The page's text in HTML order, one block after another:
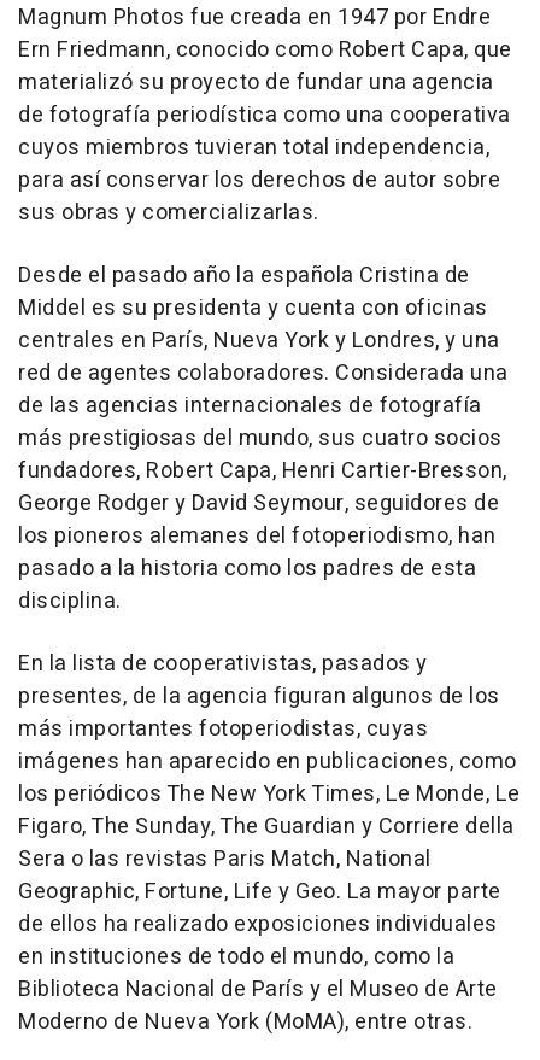
Magnum Photos fue creada en 1947 por Endre
Ern Friedmann, conocido como Robert Capa, que
materializó su proyecto de fundar una agencia
de fotografía periodística como una cooperativa
cuyos miembros tuvieran total independencia,
para así conservar los derechos de autor sobre
sus obras y comercializarlas.
Desde el pasado año la española Cristina de
Middel es su presidenta y cuenta con oficinas
centrales en París, Nueva York y Londres, y una
red de agentes colaboradores. Considerada una
de las agencias internacionales de fotografía
más prestigiosas del mundo, sus cuatro socios
fundadores, Robert Capa, Henri Cartier-Bresson,
George Rodger y David Seymour, seguidores de
los pioneros alemanes del fotoperiodismo, han
pasado a la historia como los padres de esta
disciplina.
En la lista de cooperativistas, pasados y
presentes, de la agencia figuran algunos de los
más importantes fotoperiodistas, cuyas
imágenes han aparecido en publicaciones, como
los periódicos The New York Times, Le Monde, Le
Figaro, The Sunday, The Guardian y Corriere della
Sera o las revistas Paris Match, National
Geographic, Fortune, Life y Geo. La mayor parte
de ellos ha realizado exposiciones individuales
en instituciones de todo el mundo, como la
Biblioteca Nacional de París y el Museo de Arte
Moderno de Nueva York (MoMA), entre otras.